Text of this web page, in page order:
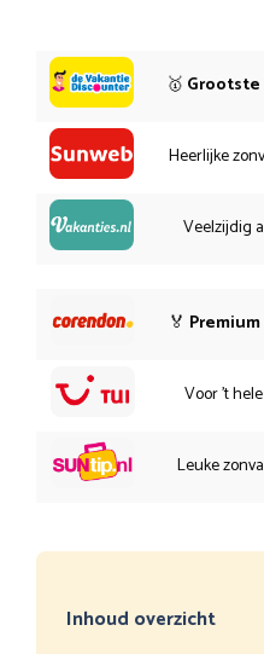
🥇
Heerlijke
Veelzijdig
🏅
Voor 't
Leuke
Inhoud overzicht